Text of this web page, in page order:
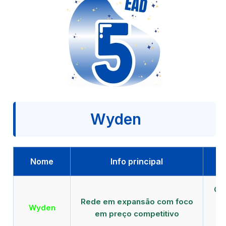
Wyden
Nome Info principal
Wyden
Rede em expansão com foco
em preço competitivo